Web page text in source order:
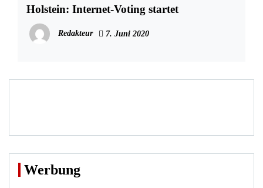
Holstein: Internet-Voting startet
Redakteur 7. Juni 2020
Werbung